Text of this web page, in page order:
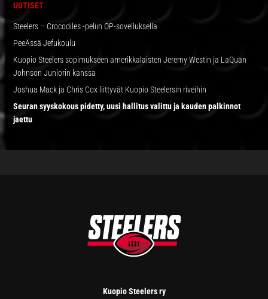
UUTISET
Steelers – Crocodiles -peliin OP-sovelluksella
PeeÄssä Jefukoulu
Kuopio Steelers sopimukseen amerikkalaisten Jeremy Westin ja LaQuan
Johnson Juniorin kanssa
Joshua Mack ja Chris Cox liittyvät Kuopio Steelersin riveihin
Seuran syyskokous pidetty, uusi hallitus valittu ja kauden palkinnot
jaettu
Kuopio Steelers ry